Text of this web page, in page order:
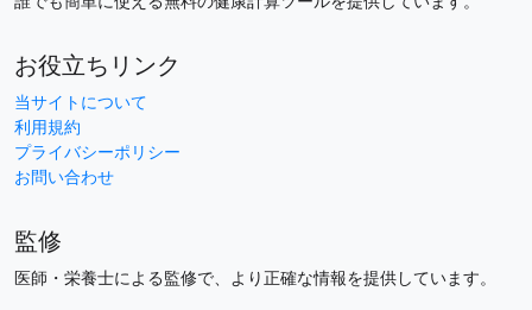
お役立ちリンク
当サイトについて
利用規約
プライバシーポリシー
お問い合わせ
監修
医師・栄養士による監修で、より正確な情報を提供しています。